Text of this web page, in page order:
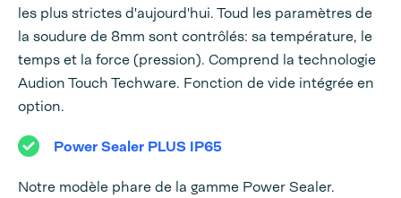
les plus strictes d'aujourd'hui. Toud les paramètres de
la soudure de 8mm sont contrôlés: sa température, le
temps et la force (pression). Comprend la technologie
Audion Touch Techware. Fonction de vide intégrée en
option.
Power Sealer PLUS IP65
Notre modèle phare de la gamme Power Sealer.